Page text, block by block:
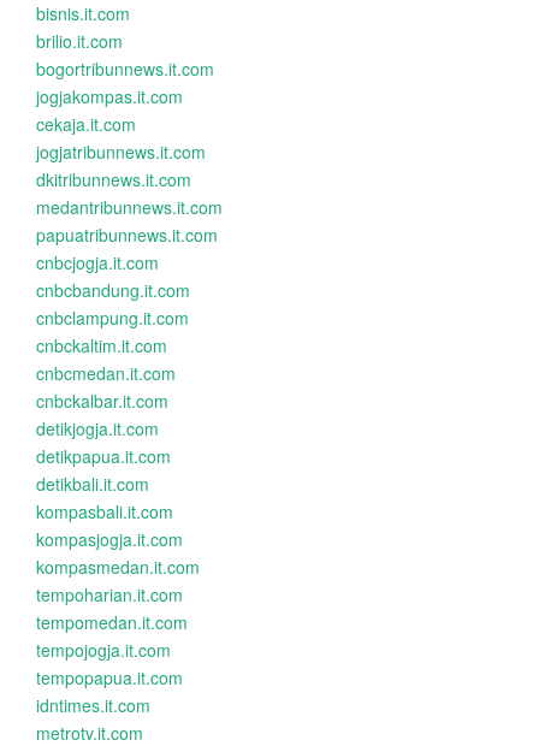
bisnis.it.com
brilio.it.com
bogortribunnews.it.com
jogjakompas.it.com
cekaja.it.com
jogjatribunnews.it.com
dkitribunnews.it.com
medantribunnews.it.com
papuatribunnews.it.com
cnbcjogja.it.com
cnbcbandung.it.com
cnbclampung.it.com
cnbckaltim.it.com
cnbcmedan.it.com
cnbckalbar.it.com
detikjogja.it.com
detikpapua.it.com
detikbali.it.com
kompasbali.it.com
kompasjogja.it.com
kompasmedan.it.com
tempoharian.it.com
tempomedan.it.com
tempojogja.it.com
tempopapua.it.com
idntimes.it.com
metrotv.it.com